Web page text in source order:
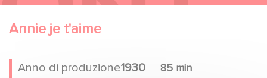
Annie je t'aime
Anno di produzione1930
85 min